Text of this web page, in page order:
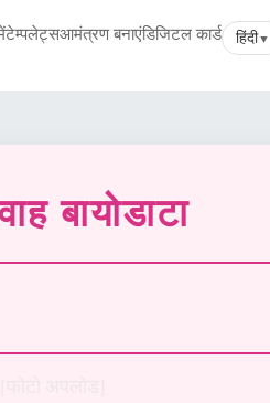
टेम्पलेट्सआमंत्रण बनाएंडिजिटल कार्ड हिंदी▼
बायोडाटा